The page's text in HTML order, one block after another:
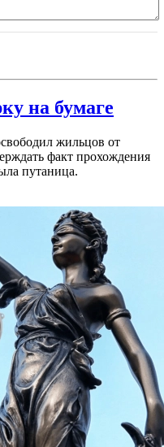
на бумаге
жильцов от
факт прохождения
путаница.